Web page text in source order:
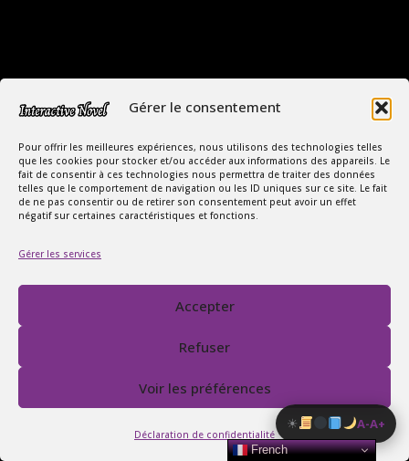
Gérer le consentement
Pour offrir les meilleures expériences, nous utilisons des technologies telles
que les cookies pour stocker et/ou accéder aux informations des appareils. Le
fait de consentir à ces technologies nous permettra de traiter des données
telles que le comportement de navigation ou les ID uniques sur ce site. Le fait
de ne pas consentir ou de retirer son consentement peut avoir un effet
négatif sur certaines caractéristiques et fonctions.
Gérer les services
Accepter
Refuser
Voir les préférences
Déclaration de confidentialité
☀ A-A+
Copyright Interactive Novel © 2026
Le Monde Captivant des Romances
Conditions Générales de Vente
Politique de confidentialité
French